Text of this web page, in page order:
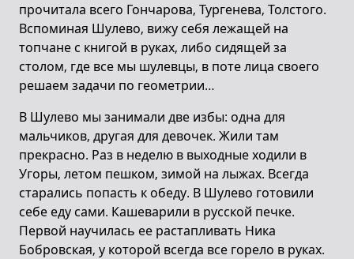
прочитала всего Гончарова, Тургенева, Толстого.
Вспоминая Шулево, вижу себя лежащей на
топчане с книгой в руках, либо сидящей за
столом, где все мы шулевцы, в поте лица своего
решаем задачи по геометрии…
В Шулево мы занимали две избы: одна для
мальчиков, другая для девочек. Жили там
прекрасно. Раз в неделю в выходные ходили в
Угоры, летом пешком, зимой на лыжах. Всегда
старались попасть к обеду. В Шулево готовили
себе еду сами. Кашеварили в русской печке.
Первой научилась ее растапливать Ника
Бобровская, у которой всегда все горело в руках.